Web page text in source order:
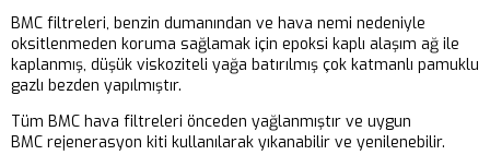
BMC filtreleri, benzin dumanından ve hava nemi nedeniyle
oksitlenmeden koruma sağlamak için epoksi kaplı alaşım ağ ile
kaplanmış, düşük viskoziteli yağa batırılmış çok katmanlı pamuklu
gazlı bezden yapılmıştır.
Tüm BMC hava filtreleri önceden yağlanmıştır ve uygun
BMC rejenerasyon kiti kullanılarak yıkanabilir ve yenilenebilir.